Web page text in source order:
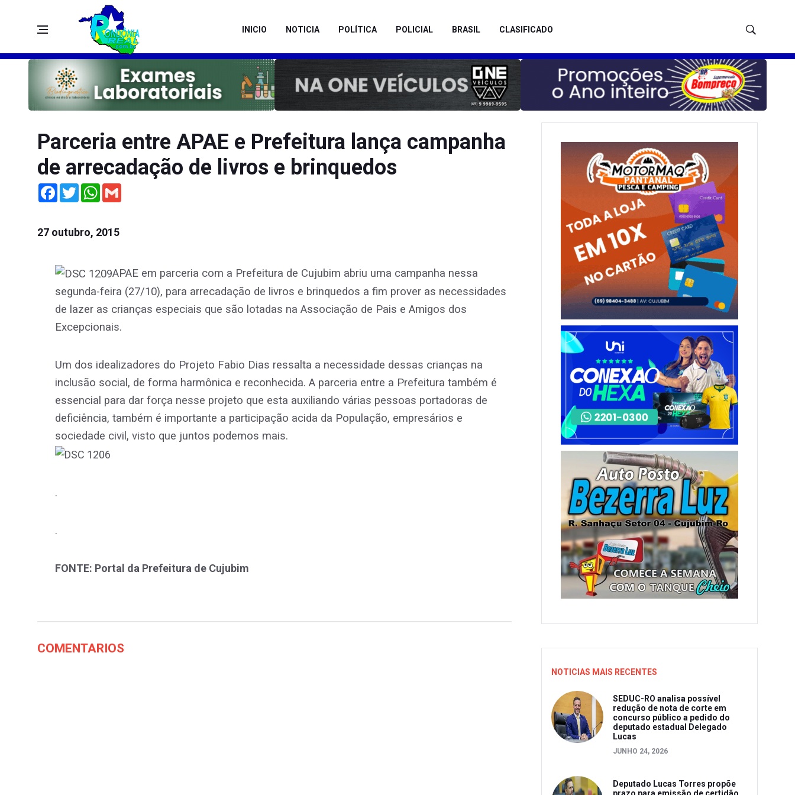
INICIO NOTICIA POLÍTICA POLICIAL BRASIL CLASIFICADO
Parceria entre APAE e Prefeitura lança campanha
de arrecadação de livros e brinquedos
Facebook
TwitterWhatsApp
27 outubro, 2015
APAE em parceria com a Prefeitura de Cujubim abriu uma campanha nessa
segunda-feira (27/10), para arrecadação de livros e brinquedos a fim prover as necessidades
de lazer as crianças especiais que são lotadas na Associação de Pais e Amigos dos
Excepcionais.
Um dos idealizadores do Projeto Fabio Dias ressalta a necessidade dessas crianças na
inclusão social, de forma harmônica e reconhecida. A parceria entre a Prefeitura também é
essencial para dar força nesse projeto que esta auxiliando várias pessoas portadoras de
deficiência, também é importante a participação acida da População, empresários e
sociedade civil, visto que juntos podemos mais.
.
.
FONTE: Portal da Prefeitura de Cujubim
COMENTARIOS
NOTICIAS MAIS RECENTES
SEDUC-RO analisa possível
redução de nota de corte em
concurso público a pedido do
deputado estadual Delegado
Lucas
JUNHO 24, 2026
Deputado Lucas Torres propõe